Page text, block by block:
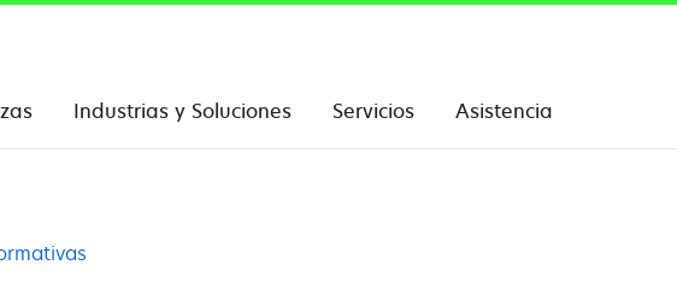
Industrias y Soluciones Servicios Asistencia